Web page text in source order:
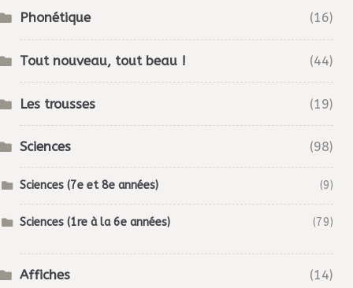
Phonétique (16)
Tout nouveau, tout beau ! (44)
Les trousses (19)
Sciences (98)
Sciences (7e et 8e années) (9)
Sciences (1re à la 6e années) (79)
Affiches (14)